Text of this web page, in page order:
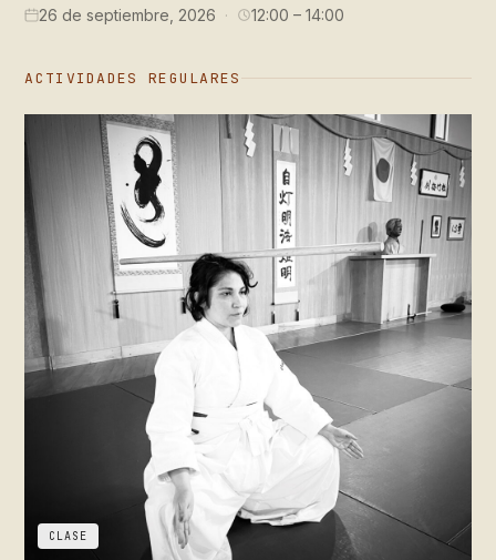
26 de septiembre, 2026 12:00 – 14:00
ACTIVIDADES REGULARES
CLASE